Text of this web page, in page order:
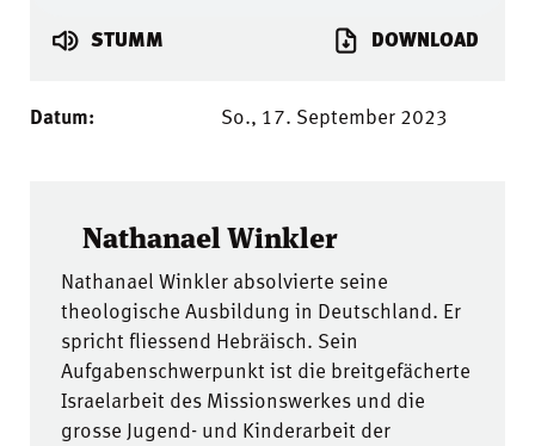
STUMM DOWNLOAD
Datum: So., 17. September 2023
Nathanael Winkler
Nathanael Winkler absolvierte seine
theologische Ausbildung in Deutschland. Er
spricht fliessend Hebräisch. Sein
Aufgabenschwerpunkt ist die breitgefächerte
Israelarbeit des Missionswerkes und die
grosse Jugend- und Kinderarbeit der